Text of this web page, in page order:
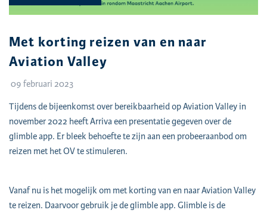
Met korting reizen van en naar
Aviation Valley
09 februari 2023
Tijdens de bijeenkomst over bereikbaarheid op Aviation Valley in
november 2022 heeft Arriva een presentatie gegeven over de
glimble app. Er bleek behoefte te zijn aan een probeeraanbod om
reizen met het OV te stimuleren.
Vanaf nu is het mogelijk om met korting van en naar Aviation Valley
te reizen. Daarvoor gebruik je de glimble app. Glimble is de